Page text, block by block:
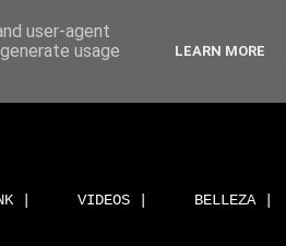
| VIDEOS | BELLEZA |
user-agent
usage
LEARN MORE